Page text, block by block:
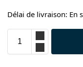
Délai de livraison: En